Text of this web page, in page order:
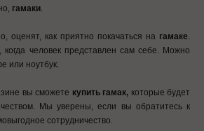
гамаки.
оценят, как приятно покачаться на гамаке.
человек представлен сам себе. Можно
или ноутбук.
вы сможете купить гамак, которые будет
Мы уверены, если вы обратитесь к
сотрудничество.